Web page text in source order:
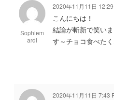
Sophiem
ardi
2020年11月11日
こんにちは！
結論が斬新で笑い
す～チョコ食べたく
2020年11月11日 7:43